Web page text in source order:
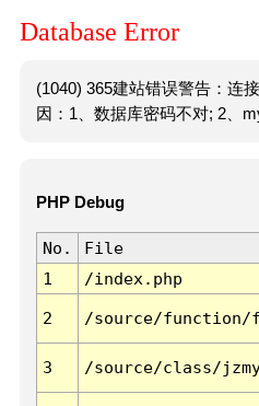
Database Error
(1040) 365建站错误警告：连
因：1、数据库密码不对; 2、
PHP Debug
No. File
1
/index.php
2 /source/function/
3 /source/class/